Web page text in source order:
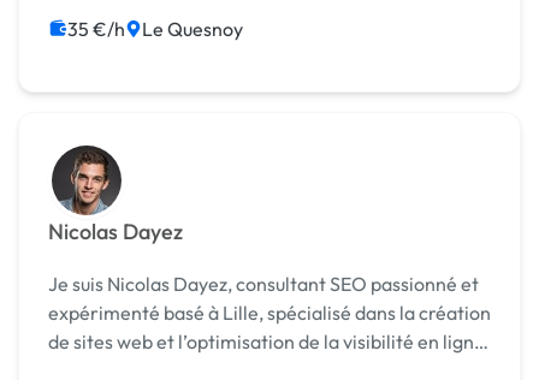
35 €/h Le Quesnoy
Nicolas Dayez
Je suis Nicolas Dayez, consultant SEO passionné et
expérimenté basé à Lille, spécialisé dans la création
de sites web et l’optimisation de la visibilité en ligne